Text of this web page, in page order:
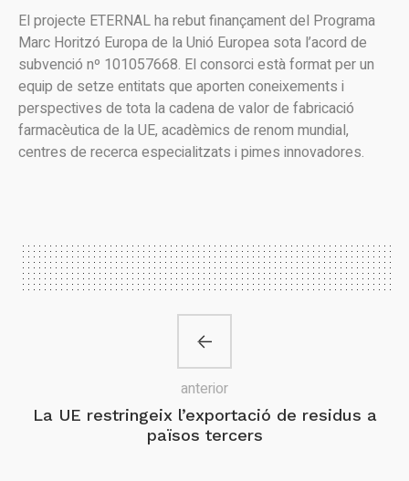
El projecte ETERNAL ha rebut finançament del Programa
Marc Horitzó Europa de la Unió Europea sota l’acord de
subvenció nº 101057668. El consorci està format per un
equip de setze entitats que aporten coneixements i
perspectives de tota la cadena de valor de fabricació
farmacèutica de la UE, acadèmics de renom mundial,
centres de recerca especialitzats i pimes innovadores.
La UE restringeix l’exportació de residus a
països tercers
anterior